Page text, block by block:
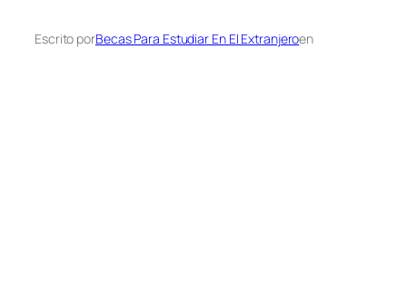
Escrito porBecas Para Estudiar En El Extranjeroen